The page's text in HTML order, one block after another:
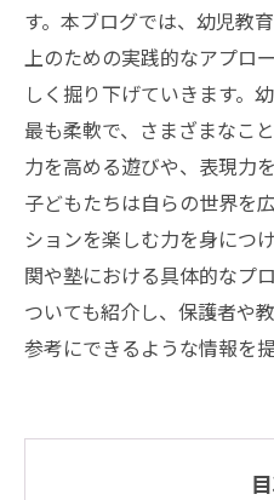
す。本ブログでは、幼児教
上のための実践的なアプロ
しく掘り下げていきます。
最も柔軟で、さまざまなこ
力を高める遊びや、表現力
子どもたちは自らの世界を
ションを楽しむ力を身につ
関や塾における具体的なプ
ついても紹介し、保護者や
参考にできるような情報を提